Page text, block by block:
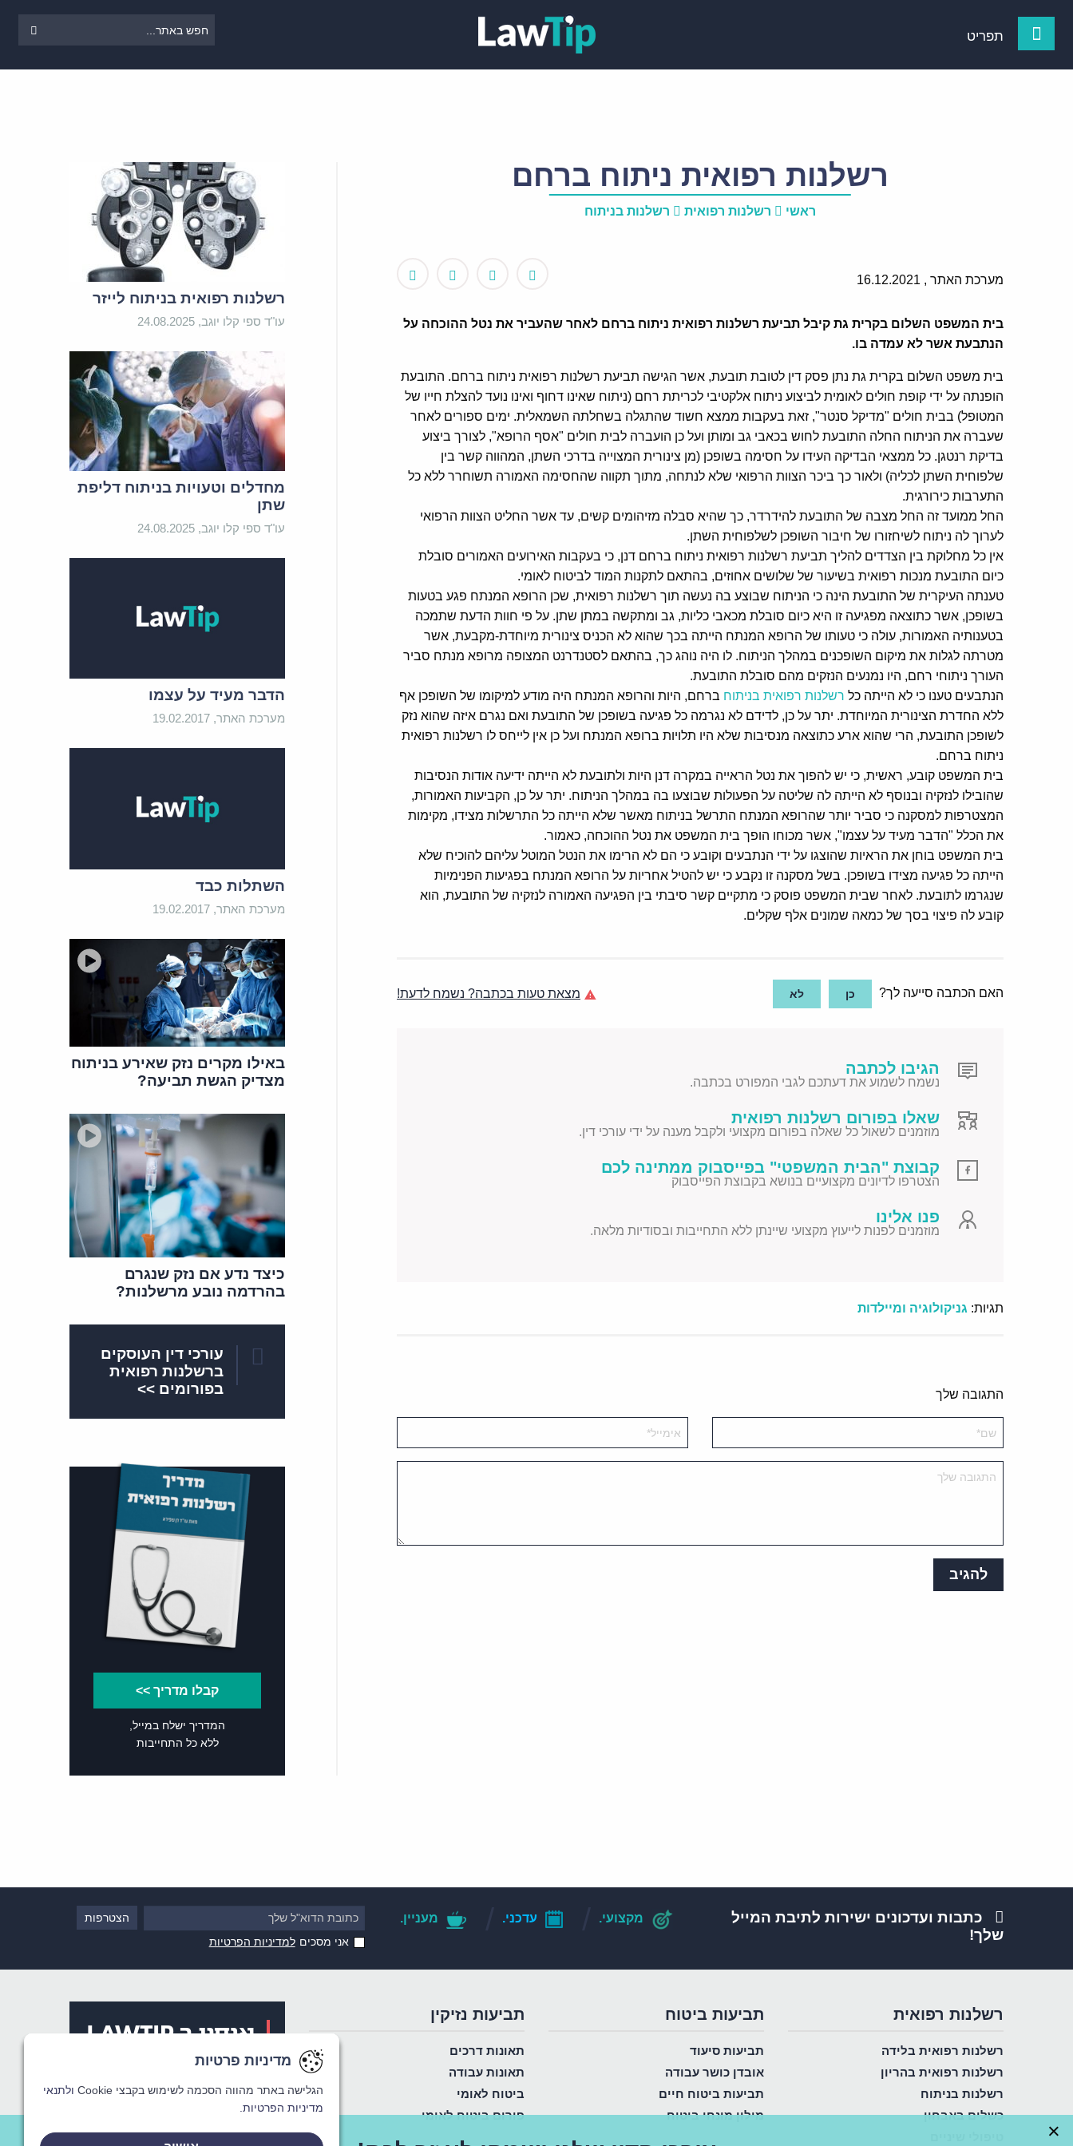
תפריט
רשלנות רפואית ניתוח ברחם
ראשי רשלנות רפואית רשלנות בניתוח
מערכת האתר , 16.12.2021
בית המשפט השלום בקרית גת קיבל תביעת רשלנות רפואית ניתוח ברחם לאחר שהעביר את נטל ההוכחה על
הנתבעת אשר לא עמדה בו.
בית משפט השלום בקרית גת נתן פסק דין לטובת תובעת, אשר הגישה תביעת רשלנות רפואית ניתוח ברחם. התובעת
הופנתה על ידי קופת חולים לאומית לביצוע ניתוח אלקטיבי לכריתת רחם (ניתוח שאינו דחוף ואינו נועד להצלת חייו של
המטופל) בבית חולים "מדיקל סנטר", זאת בעקבות ממצא חשוד שהתגלה בשחלתה השמאלית. ימים ספורים לאחר
שעברה את הניתוח החלה התובעת לחוש בכאבי גב ומותן ועל כן הועברה לבית חולים "אסף הרופא", לצורך ביצוע
בדיקת רנטגן. כל ממצאי הבדיקה העידו על חסימה בשופכן (מן צינורית המצוייה בדרכי השתן, המהווה קשר בין
שלפוחית השתן לכליה) ולאור כך ביכר הצוות הרפואי שלא לנתחה, מתוך תקווה שהחסימה האמורה תשוחרר ללא כל
התערבות כירורגית.
החל ממועד זה החל מצבה של התובעת להידרדר, כך שהיא סבלה מזיהומים קשים, עד אשר החליט הצוות הרפואי
לערוך לה ניתוח לשיחזורו של חיבור השופכן לשלפוחית השתן.
אין כל מחלוקת בין הצדדים להליך תביעת רשלנות רפואית ניתוח ברחם דנן, כי בעקבות האירועים האמורים סובלת
כיום התובעת מנכות רפואית בשיעור של שלושים אחוזים, בהתאם לתקנות המוד לביטוח לאומי.
טענתה העיקרית של התובעת הינה כי הניתוח שבוצע בה נעשה תוך רשלנות רפואית, שכן הרופא המנתח פגע בטעות
בשופכן, אשר כתוצאה מפגיעה זו היא כיום סובלת מכאבי כליות, גב ומתקשה במתן שתן. על פי חוות הדעת שתמכה
בטענותיה האמורות, עולה כי טעותו של הרופא המנתח הייתה בכך שהוא לא הכניס צינורית מיוחדת-מקבעת, אשר
מטרתה לגלות את מיקום השופכנים במהלך הניתוח. לו היה נוהג כך, בהתאם לסטנדרנט המצופה מרופא מנתח סביר
העורך ניתוחי רחם, היו נמנעים הנזקים מהם סובלת התובעת.
הנתבעים טענו כי לא הייתה כל רשלנות רפואית בניתוח ברחם, היות והרופא המנתח היה מודע למיקומו של השופכן אף
ללא החדרת הצינורית המיוחדת. יתר על כן, לדידם לא נגרמה כל פגיעה בשופכן של התובעת ואם נגרם איזה שהוא נזק
לשופכן התובעת, הרי שהוא ארע כתוצאה מנסיבות שלא היו תלויות ברופא המנתח ועל כן אין לייחס לו רשלנות רפואית
ניתוח ברחם.
בית המשפט קובע, ראשית, כי יש להפוך את נטל הראייה במקרה דנן היות ולתובעת לא הייתה ידיעה אודות הנסיבות
שהובילו לנזקיה ובנוסף לא הייתה לה שליטה על הפעולות שבוצעו בה במהלך הניתוח. יתר על כן, הקביעות האמורות,
המצטרפות למסקנה כי סביר יותר שהרופא המנתח התרשל בניתוח מאשר שלא הייתה כל התרשלות מצידו, מקימות
את הכלל "הדבר מעיד על עצמו", אשר מכוחו הופך בית המשפט את נטל ההוכחה, כאמור.
בית המשפט בוחן את הראיות שהוצגו על ידי הנתבעים וקובע כי הם לא הרימו את הנטל המוטל עליהם להוכיח שלא
הייתה כל פגיעה מצידו בשופכן. בשל מסקנה זו נקבע כי יש להטיל אחריות על הרופא המנתח בפגיעות הפנימיות
שנגרמו לתובעת. לאחר שבית המשפט פוסק כי מתקיים קשר סיבתי בין הפגיעה האמורה לנזקיה של התובעת, הוא
קובע לה פיצוי בסך של כמאה שמונים אלף שקלים.
האם הכתבה סייעה לך? כן לא מצאת טעות בכתבה? נשמח לדעת!
הגיבו לכתבה
נשמח לשמוע את דעתכם לגבי המפורט בכתבה.
שאלו בפורום רשלנות רפואית
מוזמנים לשאול כל שאלה בפורום מקצועי ולקבל מענה על ידי עורכי דין.
קבוצת "הבית המשפטי" בפייסבוק ממתינה לכם
הצטרפו לדיונים מקצועיים בנושא בקבוצת הפייסבוק
פנו אלינו
מוזמנים לפנות לייעוץ מקצועי שיינתן ללא התחייבות ובסודיות מלאה.
תגיות: גניקולוגיה ומיילדות
התגובה שלך
רשלנות רפואית בניתוח לייזר
עו"ד ספי קלו יוגב, 24.08.2025
מחדלים וטעויות בניתוח דליפת
שתן
עו"ד ספי קלו יוגב, 24.08.2025
הדבר מעיד על עצמו
מערכת האתר, 19.02.2017
השתלות כבד
מערכת האתר, 19.02.2017
באילו מקרים נזק שאירע בניתוח
מצדיק הגשת תביעה?
כיצד נדע אם נזק שנגרם
בהרדמה נובע מרשלנות?
עורכי דין העוסקים
ברשלנות רפואית
בפורומים >>
קבלו מדריך >>
המדריך ישלח במייל,
ללא כל התחייבות
כתבות ועדכונים ישירות לתיבת המייל
שלך!
מקצועי. עדכני. מעניין.
אני מסכים למדיניות הפרטיות
רשלנות רפואית
רשלנות רפואית בלידה
רשלנות רפואית בהריון
רשלנות בניתוח
כשלים באבחון
תביעות ביטוח
תביעות סיעוד
אובדן כושר עבודה
תביעות ביטוח חיים
מילון מונחי ביטוח
תביעות נזיקין
תאונות דרכים
תאונות עבודה
ביטוח לאומי
פורום ביטוח לאומי
×
מדיניות פרטיות
הגלישה באתר מהווה הסכמה לשימוש בקבצי Cookie
ולתנאי
מדיניות הפרטיות.
מדיניות פרטיות
הגלישה באתר מהווה הסכמה לשימוש בקבצי Cookie
ולתנאי
מדיניות הפרטיות.
מדיניות פרטיות
הגלישה באתר מהווה הסכמה לשימוש בקבצי Cookie
ולתנאי
מדיניות הפרטיות.